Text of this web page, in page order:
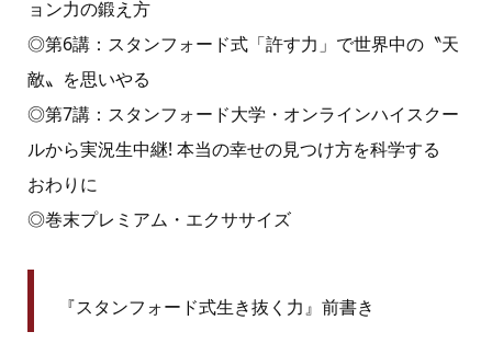
ョン力の鍛え方
◎第6講：スタンフォード式「許す力」で世界中の〝天
敵〟を思いやる
◎第7講：スタンフォード大学・オンラインハイスクー
ルから実況生中継! 本当の幸せの見つけ方を科学する
おわりに
◎巻末プレミアム・エクササイズ
『スタンフォード式生き抜く力』前書き